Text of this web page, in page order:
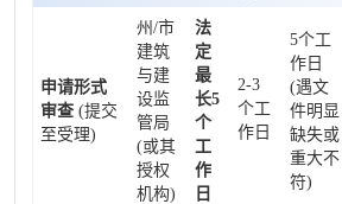
申请形式
审查 (提交
至受理)
州/市
建筑
与建
设监
管局
(或其
授权
机构)
法
定
最
长5
个
工
作
日
2-3
个工
作日
5个工
作日
(遇文
件明显
缺失或
重大不
符)